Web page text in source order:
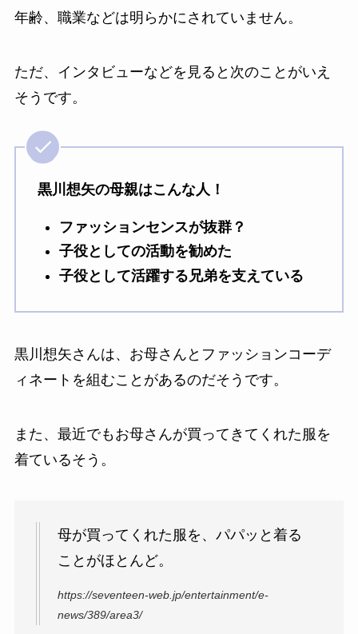
年齢、職業などは明らかにされていません。
ただ、インタビューなどを見ると次のことがいえ
そうです。
黒川想矢の母親はこんな人！
ファッションセンスが抜群？
子役としての活動を勧めた
子役として活躍する兄弟を支えている
黒川想矢さんは、お母さんとファッションコーデ
ィネートを組むことがあるのだそうです。
また、最近でもお母さんが買ってきてくれた服を
着ているそう。
母が買ってくれた服を、パパッと着る
ことがほとんど。
https://seventeen-web.jp/entertainment/e-
news/389/area3/